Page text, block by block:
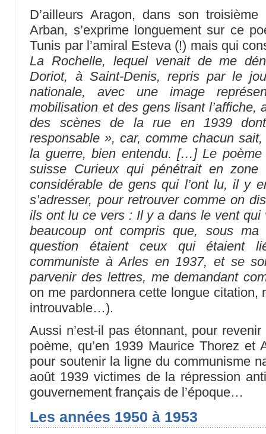
D’ailleurs Aragon, dans son
Arban, s’exprime longuement sur ce
Tunis par l’amiral Esteva (!) mais qui
La Rochelle, lequel venait de me
Doriot, à Saint-Denis, repris par le
nationale, avec une image
mobilisation et des gens lisant l’affiche,
des scènes de la rue en 1939
responsable », car, comme chacun
la guerre, bien entendu. […] Le
suisse Curieux qui pénétrait en
considérable de gens qui l’ont lu, il y
s’adresser, pour retrouver comme on
ils ont lu ce vers : Il y a dans le vent
beaucoup ont compris que, sous
question étaient ceux qui étaient
communiste à Arles en 1937, et se
parvenir des lettres, me demandant
on me pardonnera cette longue citation,
introuvable…).
Aussi n’est-il pas étonnant, pour
poème, qu’en 1939 Maurice Thorez et
pour soutenir la ligne du communisme
août 1939 victimes de la répression
gouvernement français de l’époque…
Les années 1950 à 1953